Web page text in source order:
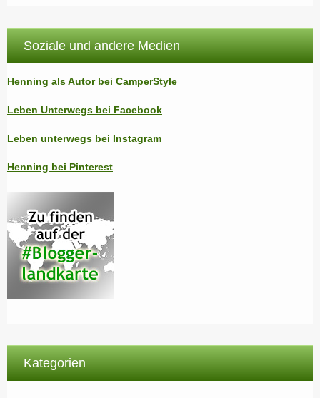
Soziale und andere Medien
Henning als Autor bei CamperStyle
Leben Unterwegs bei Facebook
Leben unterwegs bei Instagram
Henning bei Pinterest
Kategorien